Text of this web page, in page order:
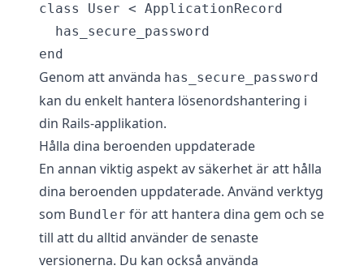
class User < ApplicationRecord
  has_secure_password
Genom att använda has_secure_password
kan du enkelt hantera lösenordshantering i
din Rails-applikation.
Hålla dina beroenden uppdaterade
En annan viktig aspekt av säkerhet är att hålla
dina beroenden uppdaterade. Använd verktyg
som Bundler för att hantera dina gem och se
till att du alltid använder de senaste
versionerna. Du kan också använda